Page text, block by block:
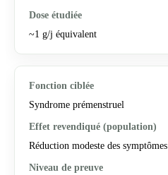
~1 g/j équivalent
Syndrome prémenstruel
Réduction modeste des symptômes